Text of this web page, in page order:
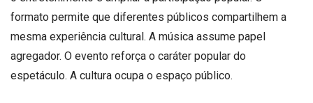
formato permite que diferentes públicos compartilhem a
mesma experiência cultural. A música assume papel
agregador. O evento reforça o caráter popular do
espetáculo. A cultura ocupa o espaço público.